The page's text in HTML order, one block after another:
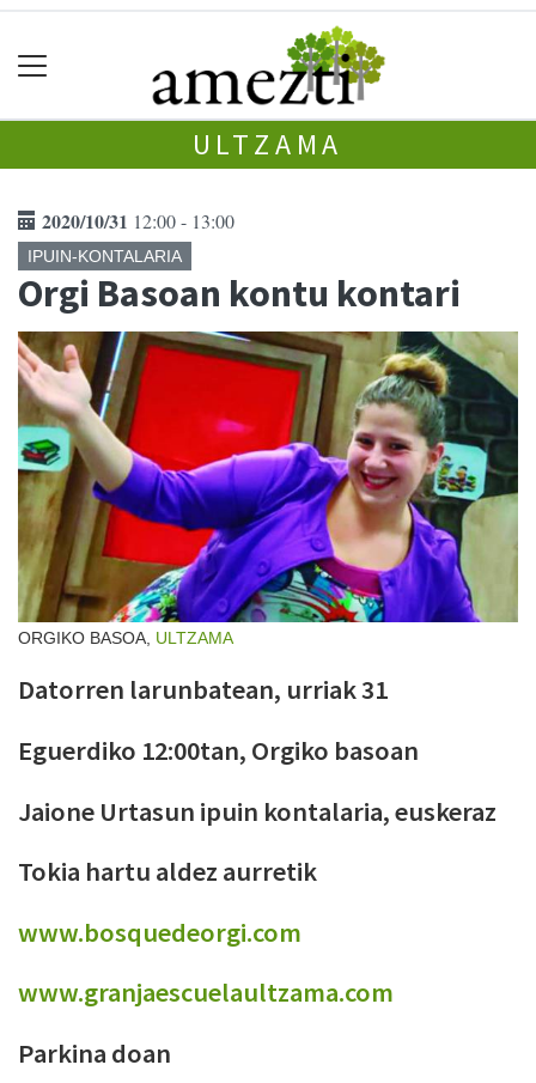
ULTZAMA
2020/10/31 12:00 - 13:00
IPUIN-KONTALARIA
Orgi Basoan kontu kontari
ORGIKO BASOA, ULTZAMA
Datorren larunbatean, urriak 31
Eguerdiko 12:00tan, Orgiko basoan
Jaione Urtasun ipuin kontalaria, euskeraz
Tokia hartu aldez aurretik
www.bosquedeorgi.com
www.granjaescuelaultzama.com
Parkina doan